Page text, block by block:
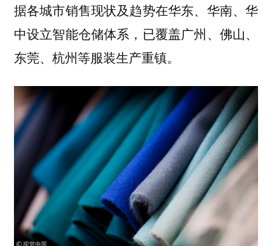
据各城市销售现状及趋势在华东、华南、华
中设立智能仓储体系，已覆盖广州、佛山、
东莞、杭州等服装生产重镇。